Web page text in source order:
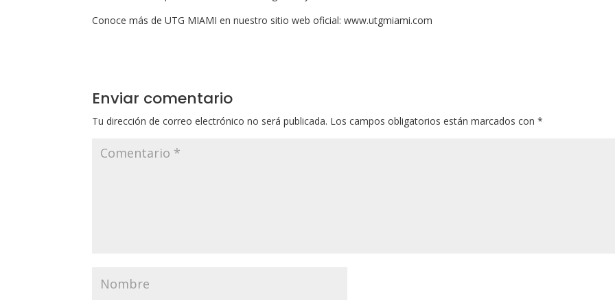
Conoce más de UTG MIAMI en nuestro sitio web oficial: www.utgmiami.com
Enviar comentario
Tu dirección de correo electrónico no será publicada. Los campos obligatorios están marcados con*